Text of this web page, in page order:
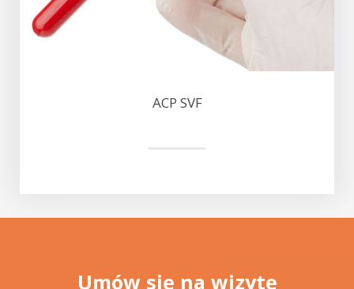
ACP SVF
Umów się na wizytę